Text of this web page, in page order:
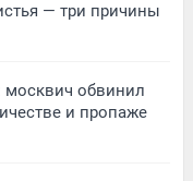
— три причины
москвич обвинил
и пропаже